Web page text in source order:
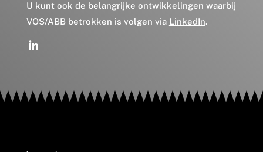
U kunt ook de belangrijke ontwikkelingen waarbij
VOS/ABB betrokken is volgen via LinkedIn.